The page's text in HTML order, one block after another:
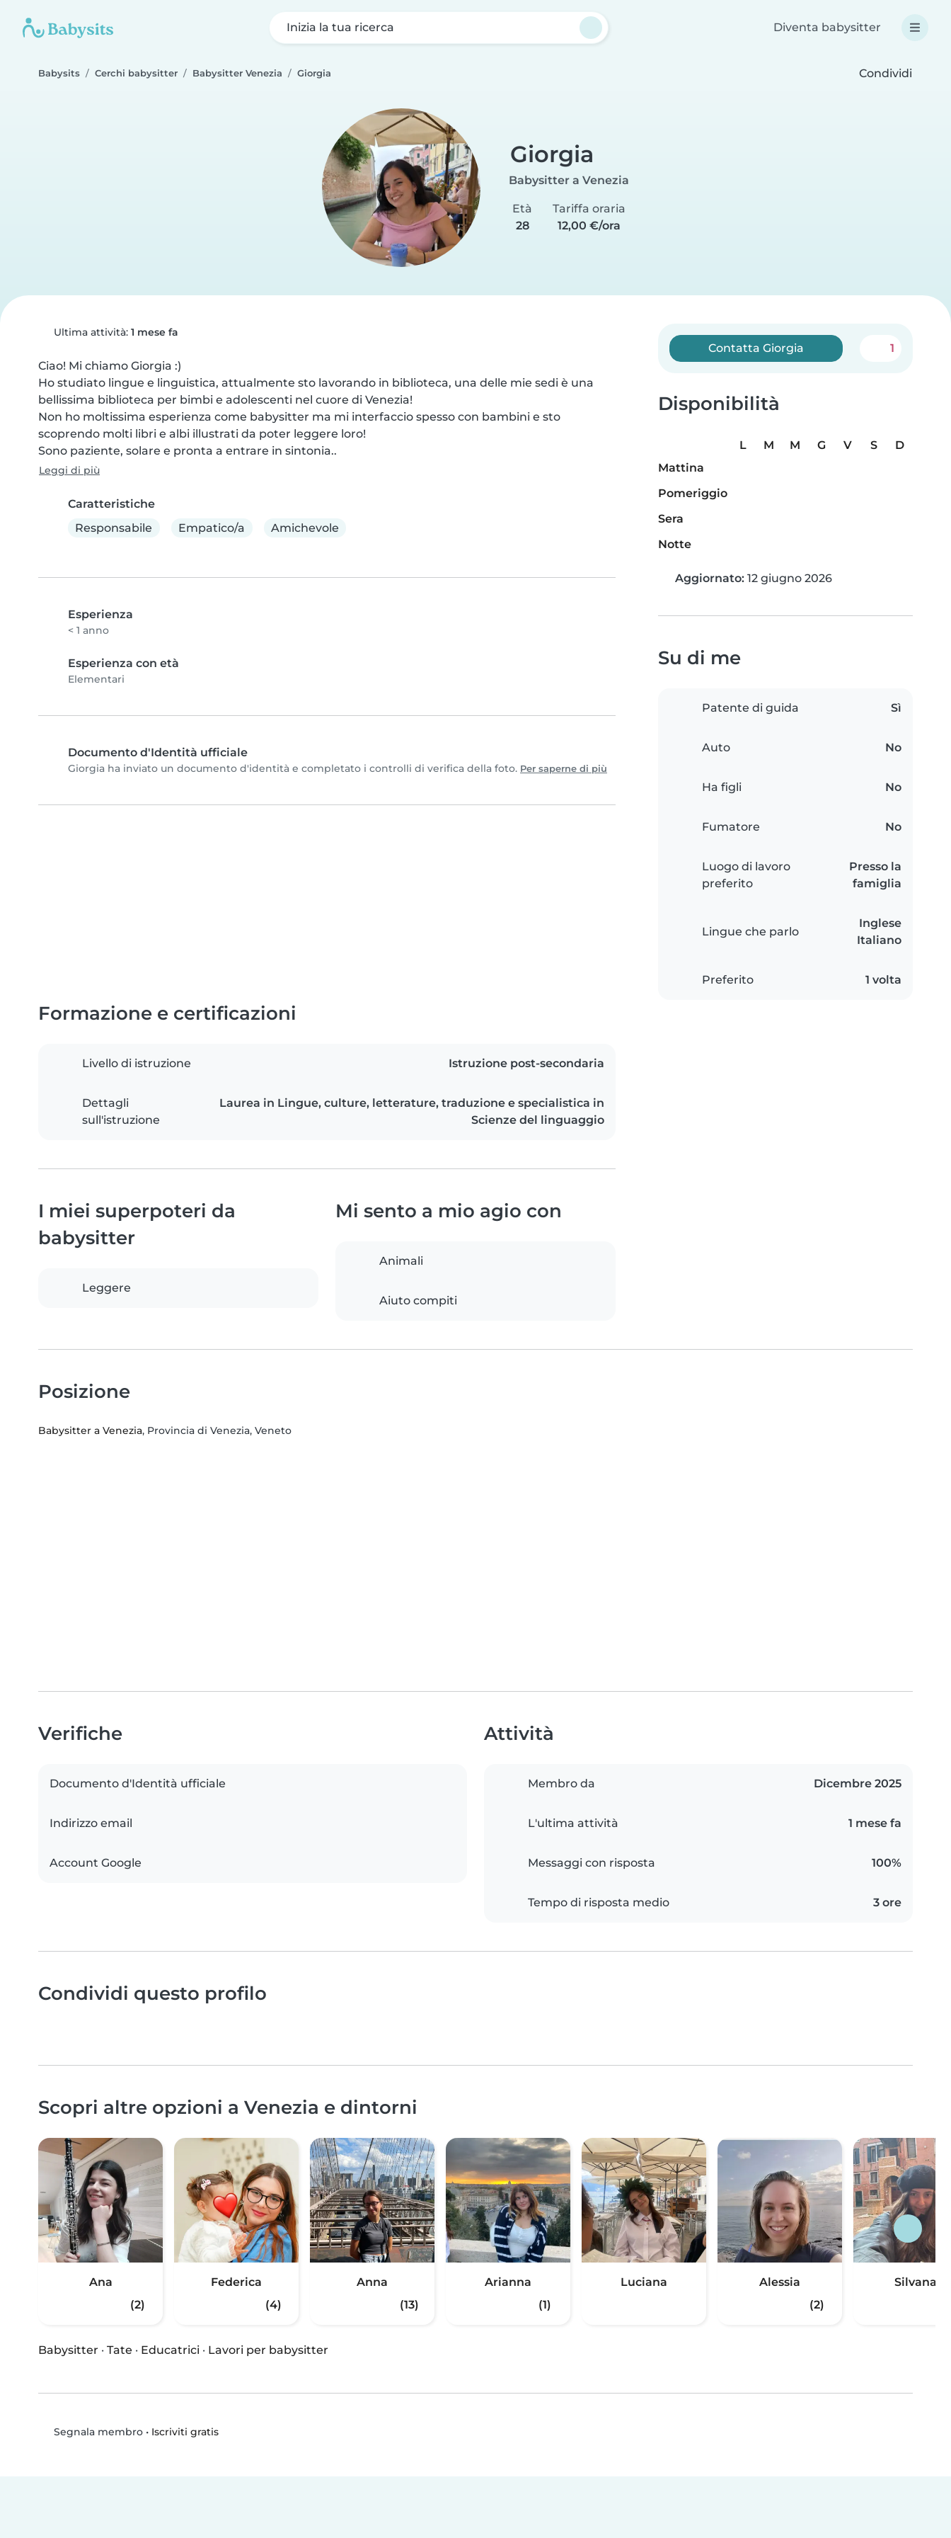
Inizia la tua ricerca Diventa babysitter
Babysits Cerchi babysitter Babysitter Venezia Giorgia Condividi
Giorgia
Babysitter a Venezia
Età
28
Tariffa oraria
12,00 €/ora
Ultima attività: 1 mese fa
Ciao! Mi chiamo Giorgia :)
Ho studiato lingue e linguistica, attualmente sto lavorando in biblioteca, una delle mie sedi è una
bellissima biblioteca per bimbi e adolescenti nel cuore di Venezia!
Non ho moltissima esperienza come babysitter ma mi interfaccio spesso con bambini e sto
scoprendo molti libri e albi illustrati da poter leggere loro!
Sono paziente, solare e pronta a entrare in sintonia..
Leggi di più
Caratteristiche
Responsabile
Empatico/a Amichevole
Esperienza
< 1 anno
Esperienza con età
Elementari
Documento d'Identità ufficiale
Giorgia ha inviato un documento d'identità e completato i controlli di verifica della foto. Per saperne di più
Contatta Giorgia 1
Disponibilità
L M M G V S
D
Mattina
Pomeriggio
Sera
Notte
Aggiornato: 12 giugno 2026
Su di me
Patente di guida Sì
Auto No
Ha figli No
Fumatore No
Luogo di lavoro
preferito
Presso la
famiglia
Lingue che parlo
Inglese
Italiano
Preferito 1 volta
Formazione e certificazioni
Livello di istruzione Istruzione post-secondaria
Dettagli
sull'istruzione
Laurea in Lingue, culture, letterature, traduzione e specialistica in
Scienze del linguaggio
I miei superpoteri da
babysitter
Leggere
Mi sento a mio agio con
Animali
Aiuto compiti
Posizione
Babysitter a Venezia, Provincia di Venezia, Veneto
Verifiche
Documento d'Identità ufficiale
Indirizzo email
Account Google
Attività
Membro da Dicembre 2025
L'ultima attività 1 mese fa
Messaggi con risposta 100%
Tempo di risposta medio 3 ore
Condividi questo profilo
Scopri altre opzioni a Venezia e dintorni
Ana
(2)
Federica
(4)
Anna
(13)
Arianna
(1)
Luciana
Alessia
(2)
Silvana
Babysitter · Tate · Educatrici · Lavori per babysitter
Segnala membro• Iscriviti gratis